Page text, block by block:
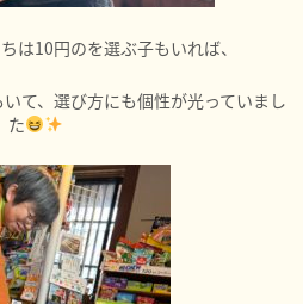
は10円のを選ぶ子もいれば、
て、選び方にも個性が光っていまし
た